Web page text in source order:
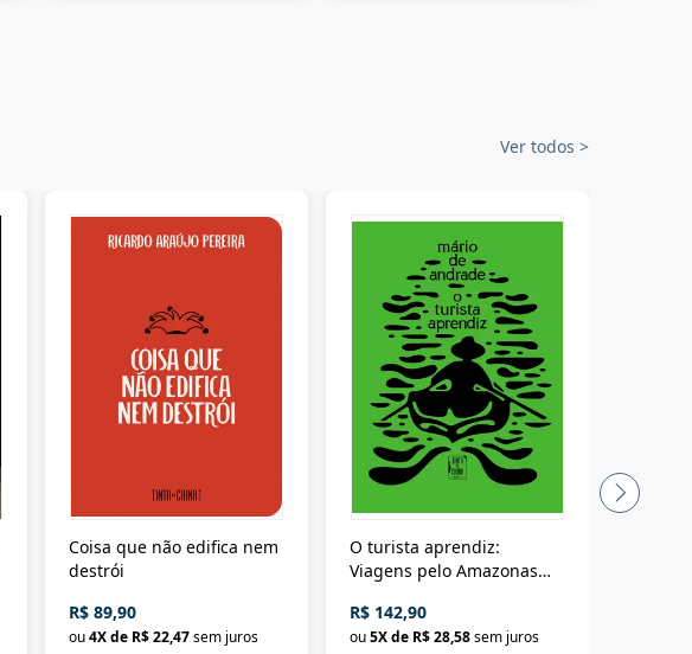
Ver todos >
Coisa que não edifica nem
destrói
R$ 89,90
ou4X de R$ 22,47sem juros
O turista aprendiz:
Viagens pelo Amazonas
até a Bolívia e por Marajó
até dizer chega
R$ 142,90
ou5X de R$ 28,58sem juros